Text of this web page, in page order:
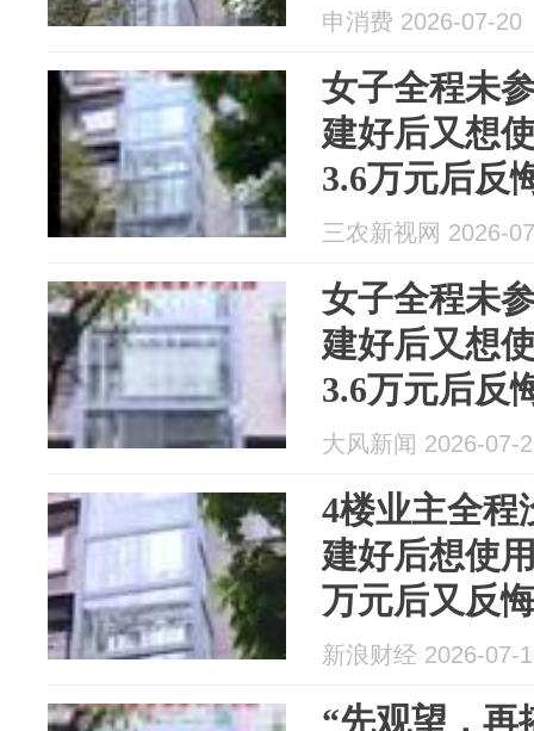
申消费 2026-07-20
女子全程未
建好后又想
3.6万元后反
回一半费用
三农新视网 2026-
女子全程未
建好后又想
3.6万元后反
回一半费用
信，驳回
大风新闻 2026-07-
4楼业主全程
建好后想使
万元后又反
钱，法院判
新浪财经 2026-07-
“先观望，再